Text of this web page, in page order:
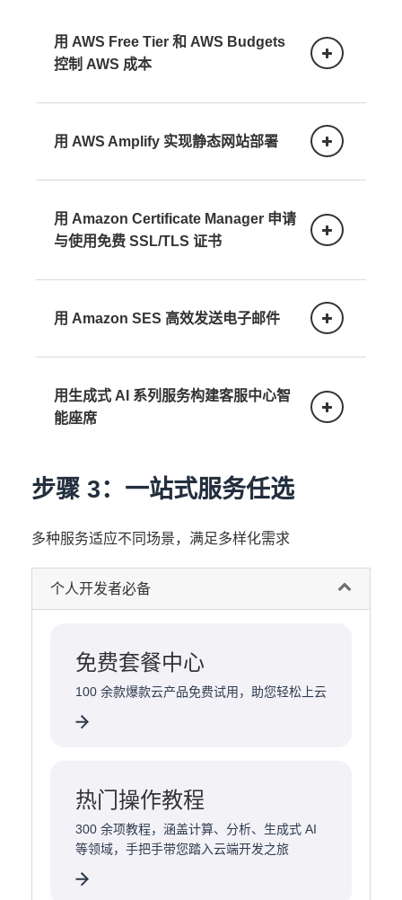
用 AWS Free Tier 和 AWS Budgets
控制 AWS 成本
借助 AWS Free Tier 免费使用 100 余项云服
务，并通过 AWS Budgets 成本控制功能，
用 AWS Amplify 实现静态网站部署
借助 AWS Amplify，通过基于 Git 的 CI/CD
工作流程，完成静态网站构建、部署与托管
用 Amazon Certificate Manager 申请
与使用免费 SSL/TLS 证书
10 分钟快速完成免费公有证书的申请、部署
与自动续订，提升网站安全性并降低证书维
立即学习 ›
用 Amazon SES 高效发送电子邮件
10 分钟学会通过 Amazon SES 向客户发送
交易、营销等类型的电子邮件
用生成式 AI 系列服务构建客服中心智
能座席
借助 Amazon Lex 和 Amazon Bedrock 等全
托管服务，构建可日均处理数十万通电话的
步骤 3：一站式服务任选
多种服务适应不同场景，满足多样化需求
个人开发者必备
免费套餐中心
100 余款爆款云产品免费试用，助您轻松上云
热门操作教程
300 余项教程，涵盖计算、分析、生成式 AI
等领域，手把手带您踏入云端开发之旅